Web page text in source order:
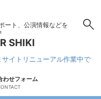
ート、公演情報などを
SHIKI
トリニューアル作業中です
わせフォーム